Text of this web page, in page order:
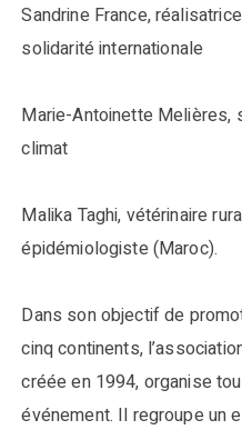
Sandrine France,
solidarité internationale
Marie-Antoinette Melières,
climat
Malika Taghi, vétérinaire
épidémiologiste (Maroc).
Dans son objectif de
cinq continents,
créée en 1994, organise
événement. Il regroupe un